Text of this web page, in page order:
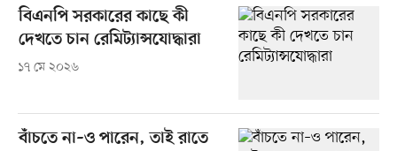
বিএনপি সরকারের কাছে কী
দেখতে চান রেমিট্যান্সযোদ্ধারা
১৭ মে ২০২৬
বাঁচতে না–ও পারেন, তাই রাতে